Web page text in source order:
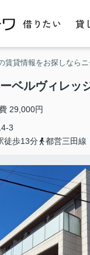
借りたい 貸
賃貸情報をお探しならニ
ベルヴィレッ
29,000円
3
徒歩13分
都営三田線